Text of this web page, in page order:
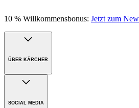
10 % Willkommensbonus: Jetzt zum
ÜBER KÄRCHER
Unternehmen
Nachhaltigkeit
SOCIAL MEDIA